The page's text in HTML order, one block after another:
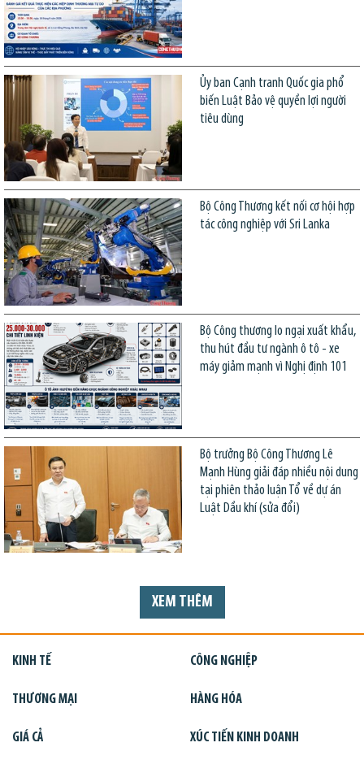
Ủy ban Cạnh tranh Quốc gia phổ
biến Luật Bảo vệ quyền lợi người
tiêu dùng
Bộ Công Thương kết nối cơ hội hợp
tác công nghiệp với Sri Lanka
Bộ Công thương lo ngại xuất khẩu,
thu hút đầu tư ngành ô tô - xe
máy giảm mạnh vì Nghị định 101
Bộ trưởng Bộ Công Thương Lê
Mạnh Hùng giải đáp nhiều nội dung
tại phiên thảo luận Tổ về dự án
Luật Dầu khí (sửa đổi)
XEM THÊM
KINH TẾ CÔNG NGHIỆP
THƯƠNG MẠI HÀNG HÓA
GIÁ CẢ XÚC TIẾN KINH DOANH